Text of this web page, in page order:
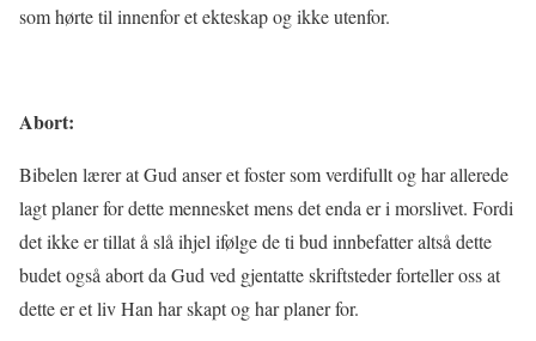
som hørte til innenfor et ekteskap og ikke utenfor.
Abort:
Bibelen lærer at Gud anser et foster som verdifullt og har allerede
lagt planer for dette mennesket mens det enda er i morslivet. Fordi
det ikke er tillat å slå ihjel ifølge de ti bud innbefatter altså dette
budet også abort da Gud ved gjentatte skriftsteder forteller oss at
dette er et liv Han har skapt og har planer for.